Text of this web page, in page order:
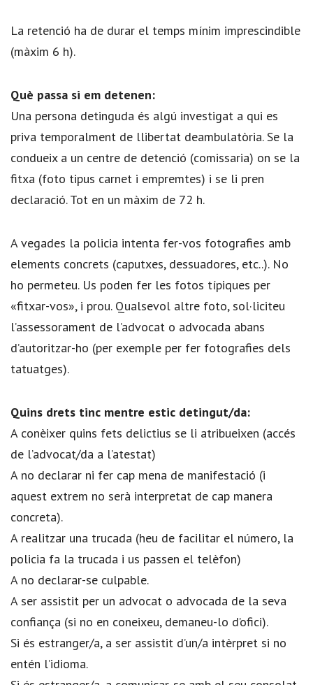
La retenció ha de durar el temps mínim imprescindible
(màxim 6 h).
Què passa si em detenen:
Una persona detinguda és algú investigat a qui es
priva temporalment de llibertat deambulatòria. Se la
condueix a un centre de detenció (comissaria) on se la
fitxa (foto tipus carnet i empremtes) i se li pren
declaració. Tot en un màxim de 72 h.
A vegades la policia intenta fer-vos fotografies amb
elements concrets (caputxes, dessuadores, etc..). No
ho permeteu. Us poden fer les fotos típiques per
«fitxar-vos», i prou. Qualsevol altre foto, sol·liciteu
l’assessorament de l’advocat o advocada abans
d’autoritzar-ho (per exemple per fer fotografies dels
tatuatges).
Quins drets tinc mentre estic detingut/da:
A conèixer quins fets delictius se li atribueixen (accés
de l’advocat/da a l’atestat)
A no declarar ni fer cap mena de manifestació (i
aquest extrem no serà interpretat de cap manera
concreta).
A realitzar una trucada (heu de facilitar el número, la
policia fa la trucada i us passen el telèfon)
A no declarar-se culpable.
A ser assistit per un advocat o advocada de la seva
confiança (si no en coneixeu, demaneu-lo d’ofici).
Si és estranger/a, a ser assistit d’un/a intèrpret si no
entén l’idioma.